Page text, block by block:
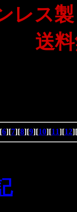
レス
送料
6][7][8][9][10][11][12][